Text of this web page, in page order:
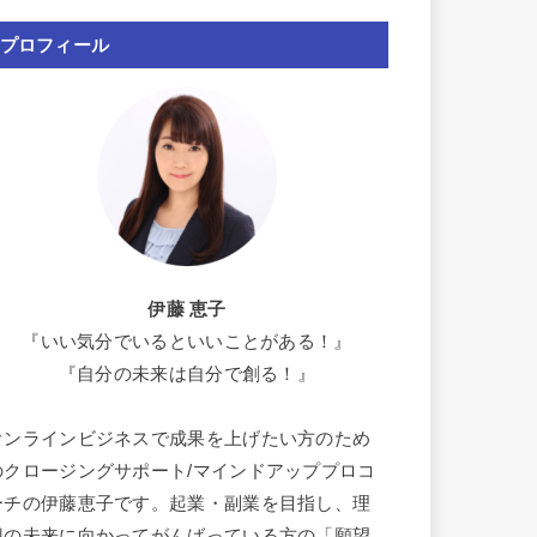
プロフィール
伊藤 恵子
『いい気分でいるといいことがある！』
『自分の未来は自分で創る！』
ンラインビジネスで成果を上げたい方のため
クロージングサポート/マインドアッププロコ
チの伊藤恵子です。起業・副業を目指し、理